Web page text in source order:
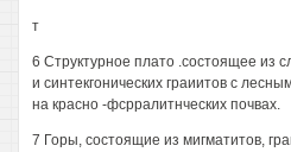
т
6 Структурное плато .состоящее из
и синтекгонических граиитов с
на красно -фсрралитнческих почвах.
7 Горы, состоящие из мигматитов,